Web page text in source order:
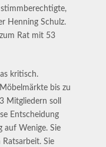
Henning Schulz.
Rat mit 53
kritisch.
bis zu
Mitgliedern soll
Entscheidung
auf Wenige. Sie
Sie